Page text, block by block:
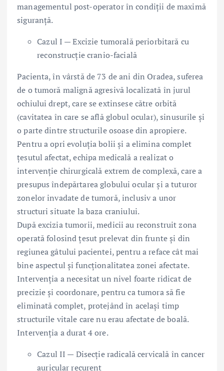
managementul post-operator în condiții de maximă
siguranță.
Cazul I — Excizie tumorală periorbitară cu
reconstrucție cranio-facială
Pacienta, în vârstă de 73 de ani din Oradea, suferea
de o tumoră malignă agresivă localizată în jurul
ochiului drept, care se extinsese către orbită
(cavitatea în care se află globul ocular), sinusurile și
o parte dintre structurile osoase din apropiere.
Pentru a opri evoluția bolii și a elimina complet
țesutul afectat, echipa medicală a realizat o
intervenție chirurgicală extrem de complexă, care a
presupus îndepărtarea globului ocular și a tuturor
zonelor invadate de tumoră, inclusiv a unor
structuri situate la baza craniului.
După excizia tumorii, medicii au reconstruit zona
operată folosind țesut prelevat din frunte și din
regiunea gâtului pacientei, pentru a reface cât mai
bine aspectul și funcționalitatea zonei afectate.
Intervenția a necesitat un nivel foarte ridicat de
precizie și coordonare, pentru ca tumora să fie
eliminată complet, protejând în același timp
structurile vitale care nu erau afectate de boală.
Intervenția a durat 4 ore.
Cazul II — Disecție radicală cervicală în cancer
auricular recurent